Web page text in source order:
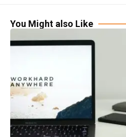
You Might also Like